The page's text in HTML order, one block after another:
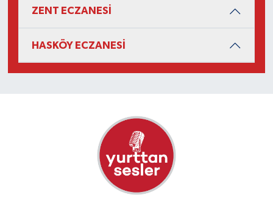
ZENT ECZANESİ
HASKÖY ECZANESİ